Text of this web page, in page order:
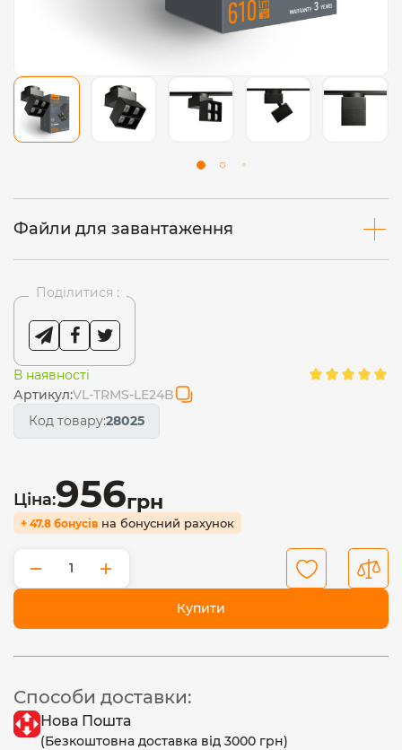
Файли для завантаження
Поділитися :
В наявності
Артикул:VL-TRMS-LE24B
Код товару:28025
Ціна:956грн
+ 47.8 бонусів на бонусний рахунок
− +
Купити
Способи доставки:
Нова Пошта
(Безкоштовна доставка від 3000 грн)